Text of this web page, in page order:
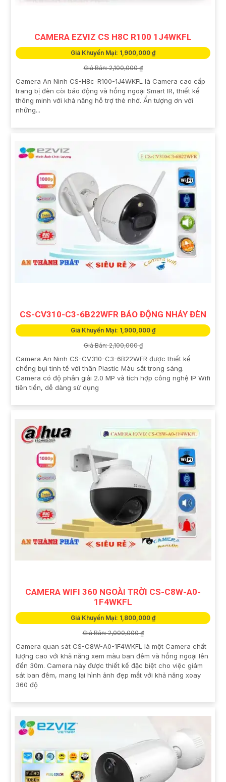
CAMERA EZVIZ CS H8C R100 1J4WKFL
Giá Khuyến Mại: 1,900,000 ₫
Giá Bán: 2,100,000 ₫
Camera An Ninh CS-H8c-R100-1J4WKFL là Camera cao cấp
trang bị đèn còi báo động và hồng ngoại Smart IR, thiết kế
thông minh với khả năng hỗ trợ thẻ nhớ. Ấn tượng ơn với
những...
CS-CV310-C3-6B22WFR BÁO ĐỘNG NHÁY ĐÈN
Giá Khuyến Mại: 1,900,000 ₫
Giá Bán: 2,100,000 ₫
Camera An Ninh CS-CV310-C3-6B22WFR được thiết kế
chống bụi tinh tế với thân Plastic Màu sắt trong sáng.
Camera có độ phân giải 2.0 MP và tích hợp công nghệ IP Wifi
tiên tiến, dễ dàng sử dụng
CAMERA WIFI 360 NGOÀI TRỜI CS-C8W-A0-
1F4WKFL
Giá Khuyến Mại: 1,800,000 ₫
Giá Bán: 2,000,000 ₫
Camera quan sát CS-C8W-A0-1F4WKFL là một Camera chất
lượng cao với khả năng xem màu ban đêm và hồng ngoại lên
đến 30m. Camera này được thiết kế đặc biệt cho việc giám
sát ban đêm, mang lại hình ảnh đẹp mắt với khả năng xoay
360 độ